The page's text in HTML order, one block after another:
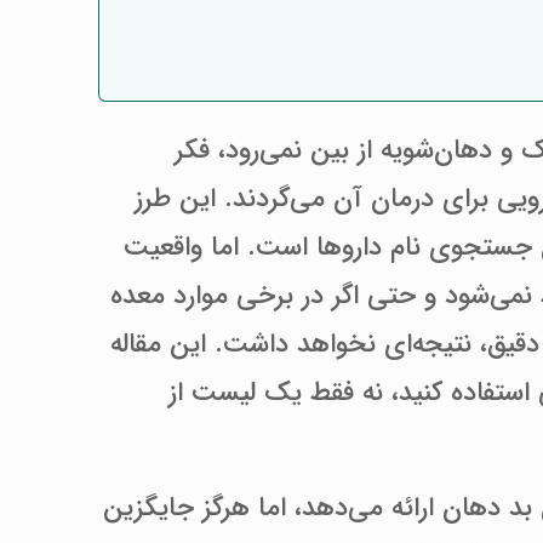
و دهان‌شویه از بین نمی‌رود، فکر
برای درمان آن می‌گردند. این طرز
جستجوی نام داروها است. اما واقعیت
و حتی اگر در برخی موارد معده
نتیجه‌ای نخواهد داشت. این مقاله
استفاده کنید، نه فقط یک لیست از
دهان ارائه می‌دهد، اما هرگز جایگزین